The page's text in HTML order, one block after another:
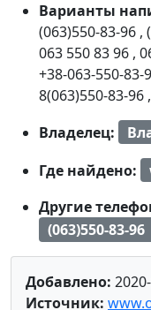
Варианты
(063)550-83-96 ,
063 550 83 96 ,
+38-063-550-83-
8(063)550-83-96 ,
Владелец:
Где найдено:
Другие
(063)550-83-96
Добавлено:
Источник: